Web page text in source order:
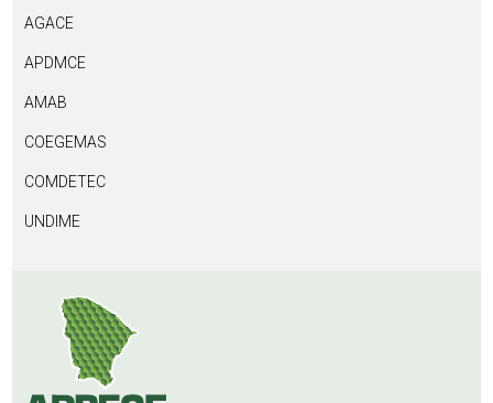
AGACE
APDMCE
AMAB
COEGEMAS
COMDETEC
UNDIME